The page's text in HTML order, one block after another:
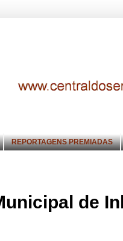
REPORTAGENS PREMIADAS
de